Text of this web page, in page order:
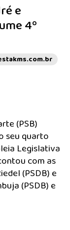
e
4º
(PSB)
seu quarto
Legislativa
com as
(PSDB) e
(PSDB) e